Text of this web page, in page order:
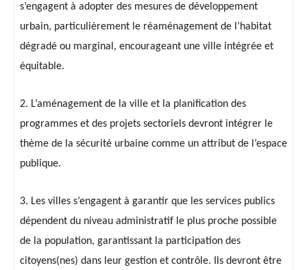
s’engagent à adopter des mesures de développement
urbain, particulièrement le réaménagement de l’habitat
dégradé ou marginal, encourageant une ville intégrée et
équitable.
2. L’aménagement de la ville et la planification des
programmes et des projets sectoriels devront intégrer le
thème de la sécurité urbaine comme un attribut de l’espace
publique.
3. Les villes s’engagent à garantir que les services publics
dépendent du niveau administratif le plus proche possible
de la population, garantissant la participation des
citoyens(nes) dans leur gestion et contrôle. Ils devront être